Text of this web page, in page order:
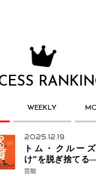
WEEKLY
2025.12.19
トム・クルー
け”を脱ぎ捨てる
トゥ監督と挑む前
芸能